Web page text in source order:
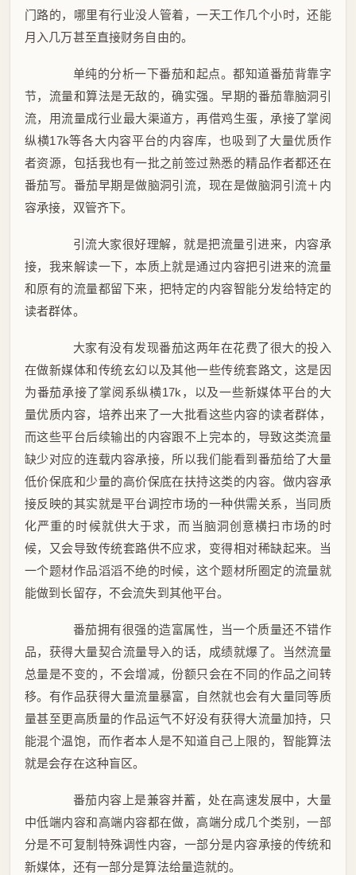
门路的，哪里有行业没人管着，一天工作几个小时，还能
月入几万甚至直接财务自由的。
单纯的分析一下番茄和起点。都知道番茄背靠字
节，流量和算法是无敌的，确实强。早期的番茄靠脑洞引
流，用流量成行业最大渠道方，再借鸡生蛋，承接了掌阅
纵横17k等各大内容平台的内容库，也吸到了大量优质作
者资源，包括我也有一批之前签过熟悉的精品作者都还在
番茄写。番茄早期是做脑洞引流，现在是做脑洞引流＋内
容承接，双管齐下。
引流大家很好理解，就是把流量引进来，内容承
接，我来解读一下，本质上就是通过内容把引进来的流量
和原有的流量都留下来，把特定的内容智能分发给特定的
读者群体。
大家有没有发现番茄这两年在花费了很大的投入
在做新媒体和传统玄幻以及其他一些传统套路文，这是因
为番茄承接了掌阅系纵横17k，以及一些新媒体平台的大
量优质内容，培养出来了一大批看这些内容的读者群体，
而这些平台后续输出的内容跟不上完本的，导致这类流量
缺少对应的连载内容承接，所以我们能看到番茄给了大量
低价保底和少量的高价保底在扶持这类的内容。做内容承
接反映的其实就是平台调控市场的一种供需关系，当同质
化严重的时候就供大于求，而当脑洞创意横扫市场的时
候，又会导致传统套路供不应求，变得相对稀缺起来。当
一个题材作品滔滔不绝的时候，这个题材所圈定的流量就
能做到长留存，不会流失到其他平台。
番茄拥有很强的造富属性，当一个质量还不错作
品，获得大量契合流量导入的话，成绩就爆了。当然流量
总量是不变的，不会增减，份额只会在不同的作品之间转
移。有作品获得大量流量暴富，自然就也会有大量同等质
量甚至更高质量的作品运气不好没有获得大流量加持，只
能混个温饱，而作者本人是不知道自己上限的，智能算法
就是会存在这种盲区。
番茄内容上是兼容并蓄，处在高速发展中，大量
中低端内容和高端内容都在做，高端分成几个类别，一部
分是不可复制特殊调性内容，一部分是内容承接的传统和
新媒体，还有一部分是算法给量造就的。